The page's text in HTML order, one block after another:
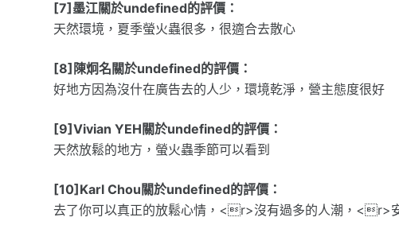
[7]墨江關於undefined的評價：
天然環境，夏季螢火蟲很多，很適合去散心
[8]陳炯名關於undefined的評價：
好地方因為沒什在廣告去的人少，環境乾淨，營主態度很好
[9]Vivian YEH關於undefined的評價：
天然放鬆的地方，螢火蟲季節可以看到
[10]Karl Chou關於undefined的評價：
去了你可以真正的放鬆心情，<r>沒有過多的人潮，<r>